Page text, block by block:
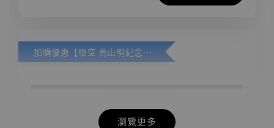
加購優惠【悟空 鳥山明紀念款 [奇蹟工作室]】
瀏覽更多